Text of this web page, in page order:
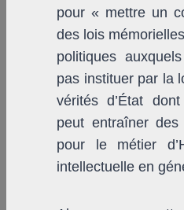
pour « mettre un
des lois
politiques
pas instituer par la
vérités d’État
peut entraîner des
pour le métier
intellectuelle en